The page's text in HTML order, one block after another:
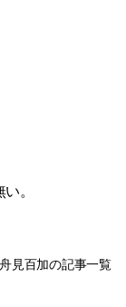
。
舟見百加の記事一覧